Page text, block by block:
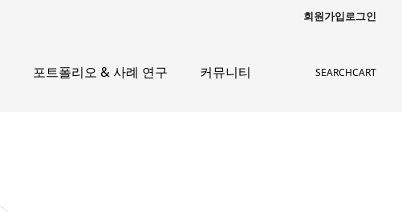
회원가입로그인
포트폴리오 & 사례 연구 커뮤니티 SEARCHCART